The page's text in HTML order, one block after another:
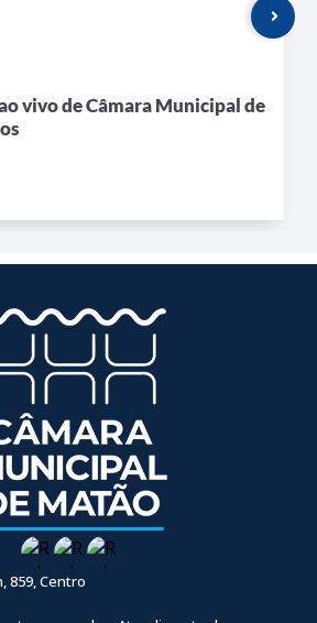
vivo de Câmara Municipal de
859, Centro